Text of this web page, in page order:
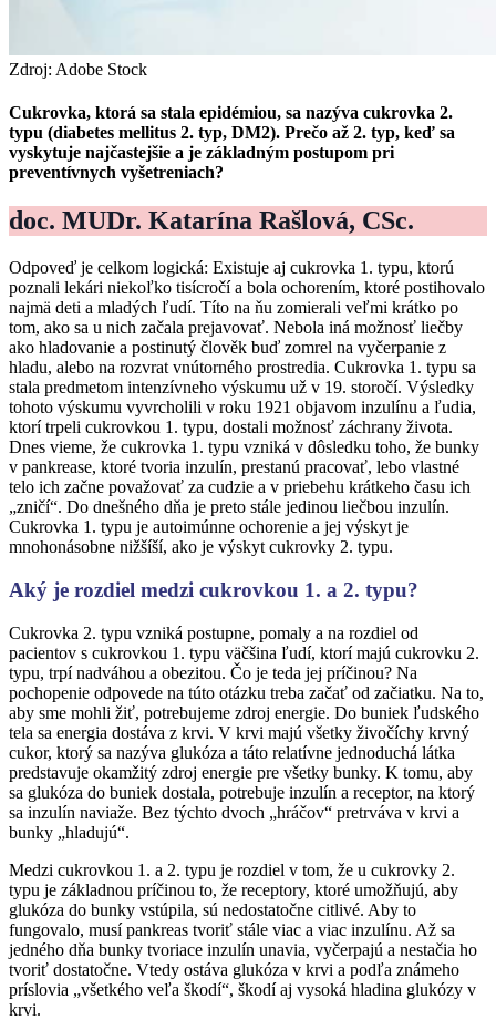
Zdroj: Adobe Stock
Cukrovka, ktorá sa stala epidémiou, sa nazýva cukrovka 2.
typu (diabetes mellitus 2. typ, DM2). Prečo až 2. typ, keď sa
vyskytuje najčastejšie a je základným postupom pri
preventívnych vyšetreniach?
doc. MUDr. Katarína Rašlová, CSc.
Odpoveď je celkom logická: Existuje aj cukrovka 1. typu, ktorú
poznali lekári niekoľko tisícročí a bola ochorením, ktoré postihovalo
najmä deti a mladých ľudí. Títo na ňu zomierali veľmi krátko po
tom, ako sa u nich začala prejavovať. Nebola iná možnosť liečby
ako hladovanie a postinutý člověk buď zomrel na vyčerpanie z
hladu, alebo na rozvrat vnútorného prostredia. Cukrovka 1. typu sa
stala predmetom intenzívneho výskumu už v 19. storočí. Výsledky
tohoto výskumu vyvrcholili v roku 1921 objavom inzulínu a ľudia,
ktorí trpeli cukrovkou 1. typu, dostali možnosť záchrany života.
Dnes vieme, že cukrovka 1. typu vzniká v dôsledku toho, že bunky
v pankrease, ktoré tvoria inzulín, prestanú pracovať, lebo vlastné
telo ich začne považovať za cudzie a v priebehu krátkeho času ich
„zničí“. Do dnešného dňa je preto stále jedinou liečbou inzulín.
Cukrovka 1. typu je autoimúnne ochorenie a jej výskyt je
mnohonásobne nižšíší, ako je výskyt cukrovky 2. typu.
Aký je rozdiel medzi cukrovkou 1. a 2. typu?
Cukrovka 2. typu vzniká postupne, pomaly a na rozdiel od
pacientov s cukrovkou 1. typu väčšina ľudí, ktorí majú cukrovku 2.
typu, trpí nadváhou a obezitou. Čo je teda jej príčinou? Na
pochopenie odpovede na túto otázku treba začať od začiatku. Na to,
aby sme mohli žiť, potrebujeme zdroj energie. Do buniek ľudského
tela sa energia dostáva z krvi. V krvi majú všetky živočíchy krvný
cukor, ktorý sa nazýva glukóza a táto relatívne jednoduchá látka
predstavuje okamžitý zdroj energie pre všetky bunky. K tomu, aby
sa glukóza do buniek dostala, potrebuje inzulín a receptor, na ktorý
sa inzulín naviaže. Bez týchto dvoch „hráčov“ pretrváva v krvi a
bunky „hladujú“.
Medzi cukrovkou 1. a 2. typu je rozdiel v tom, že u cukrovky 2.
typu je základnou príčinou to, že receptory, ktoré umožňujú, aby
glukóza do bunky vstúpila, sú nedostatočne citlivé. Aby to
fungovalo, musí pankreas tvoriť stále viac a viac inzulínu. Až sa
jedného dňa bunky tvoriace inzulín unavia, vyčerpajú a nestačia ho
tvoriť dostatočne. Vtedy ostáva glukóza v krvi a podľa známeho
príslovia „všetkého veľa škodí“, škodí aj vysoká hladina glukózy v
krvi.